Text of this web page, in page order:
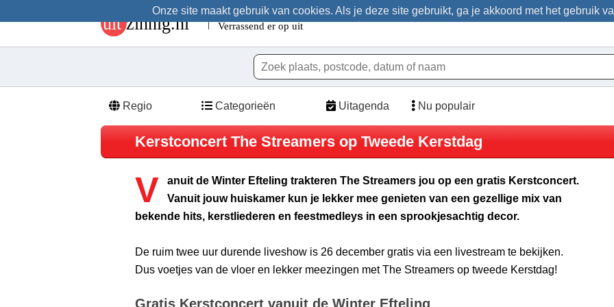
Onze site maakt gebruik van cookies. Als je deze site gebruikt, ga je akkoord met het gebruik
Regio Categorieën Uitagenda Nu populair
Kerstconcert The Streamers op Tweede Kerstdag
V
anuit de Winter Efteling trakteren The Streamers jou op een gratis Kerstconcert.
Vanuit jouw huiskamer kun je lekker mee genieten van een gezellige mix van
bekende hits, kerstliederen en feestmedleys in een sprookjesachtig decor.
De ruim twee uur durende liveshow is 26 december gratis via een livestream te bekijken.
Dus voetjes van de vloer en lekker meezingen met The Streamers op tweede Kerstdag!
Gratis Kerstconcert vanuit de Winter Efteling